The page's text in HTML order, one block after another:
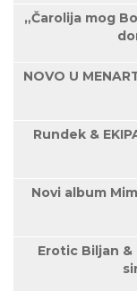
„Čarolija mog
NOVO U
Rundek &
Novi album
Erotic Biljan